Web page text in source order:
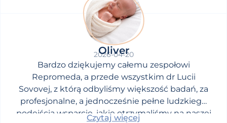
Oliver
2026-04-20
Bardzo dziękujemy całemu zespołowi
Repromeda, a przede wszystkim dr Lucii
Sovovej, z którą odbyliśmy większość badań, za
profesjonalne, a jednocześnie pełne ludzkiego
podejścia wsparcie, jakie otrzymaliśmy na naszej
Czytaj więcej